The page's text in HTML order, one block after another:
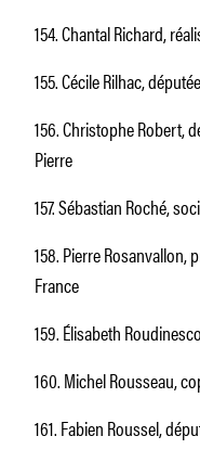
154. Chantal Richard,
155. Cécile Rilhac, députée
156. Christophe Robert,
Pierre
157. Sébastian Roché,
158. Pierre Rosanvallon,
France
159. Élisabeth
160. Michel Rousseau,
161. Fabien Roussel,